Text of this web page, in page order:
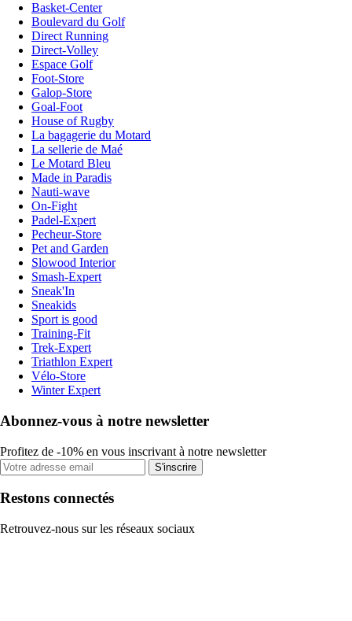
Basket-Center
Boulevard du Golf
Direct Running
Direct-Volley
Espace Golf
Foot-Store
Galop-Store
Goal-Foot
House of Rugby
La bagagerie du Motard
La sellerie de Maé
Le Motard Bleu
Made in Paradis
Nauti-wave
On-Fight
Padel-Expert
Pecheur-Store
Pet and Garden
Slowood Interior
Smash-Expert
Sneak'In
Sneakids
Sport is good
Training-Fit
Trek-Expert
Triathlon Expert
Vélo-Store
Winter Expert
Abonnez-vous à notre newsletter
Profitez de -10% en vous inscrivant à notre newsletter
S'inscrire
Restons connectés
Retrouvez-nous sur les réseaux sociaux